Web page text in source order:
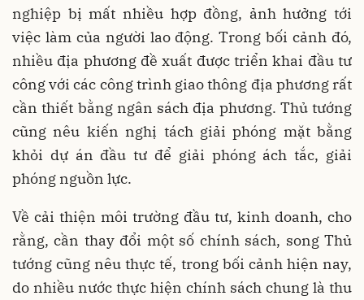
nghiệp bị mất nhiều hợp đồng, ảnh hưởng tới
việc làm của người lao động. Trong bối cảnh đó,
nhiều địa phương đề xuất được triển khai đầu tư
công với các công trình giao thông địa phương rất
cần thiết bằng ngân sách địa phương. Thủ tướng
cũng nêu kiến nghị tách giải phóng mặt bằng
khỏi dự án đầu tư để giải phóng ách tắc, giải
phóng nguồn lực.
Về cải thiện môi trường đầu tư, kinh doanh, cho
rằng, cần thay đổi một số chính sách, song Thủ
tướng cũng nêu thực tế, trong bối cảnh hiện nay,
do nhiều nước thực hiện chính sách chung là thu